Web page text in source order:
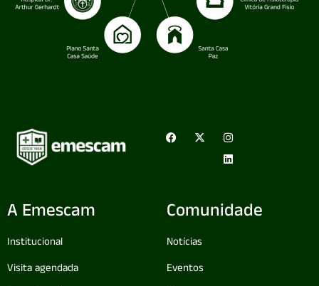
A Emescam
Institucional
Visita agendada
Comunidade
Notícias
Eventos